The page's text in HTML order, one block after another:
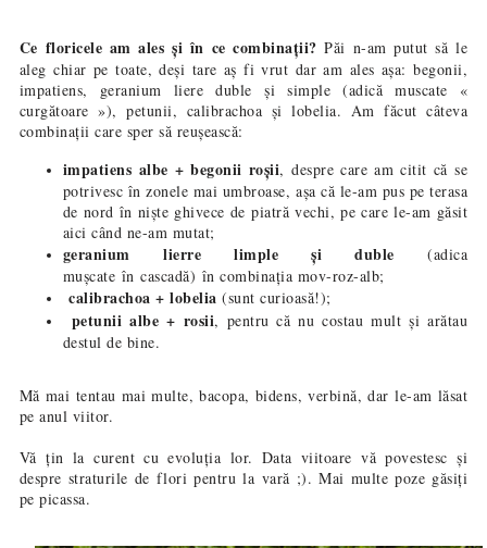
Ce floricele am ales și în ce combinații?Păi n-am putut să le
aleg chiar pe toate, deși tare aș fi vrut dar am ales așa: begonii,
impatiens, geranium liere duble și simple (adică muscate «
curgătoare »), petunii, calibrachoa și lobelia. Am făcut câteva
combinații care sper să reușească:
impatiens albe + begonii roșii, despre care am citit că se
potrivesc în zonele mai umbroase, așa că le-am pus pe terasa
de nord în niște ghivece de piatră vechi, pe care le-am găsit
aici când ne-am mutat;
geranium lierre limple și duble(adica
mușcate în cascadă) în combinația mov-roz-alb;
calibrachoa + lobelia (sunt curioasă!);
petunii albe + rosii, pentru că nu costau mult și arătau
destul de bine.
Mă mai tentau mai multe, bacopa, bidens, verbină, dar le-am lăsat
pe anul viitor.
Vă țin la curent cu evoluția lor. Data viitoare vă povestesc și
despre straturile de flori pentru la vară ;). Mai multe poze găsiți
pepicassa.